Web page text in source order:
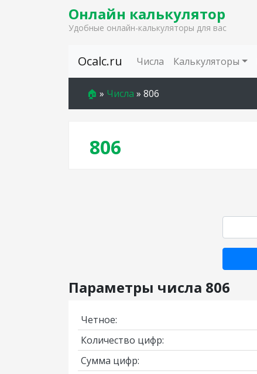
Онлайн калькулятор
Удобные онлайн-калькуляторы для вас
Ocalc.ru Числа Калькуляторы
🏠 » Числа » 806
806
Параметры числа 806
Четное:
Количество цифр:
Сумма цифр: